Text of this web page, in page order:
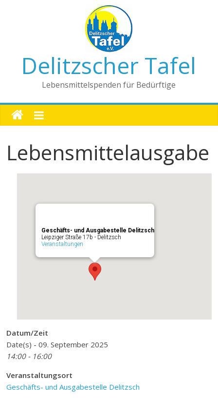
Delitzscher Tafel
Lebensmittelspenden für Bedürftige
Lebensmittelausgabe
Geschäfts- und Ausgabestelle Delitzsch
Leipziger Straße 17b - Delitzsch
Veranstaltungen
Datum/Zeit
Date(s) - 09. September 2025
14:00 - 16:00
Veranstaltungsort
Geschäfts- und Ausgabestelle Delitzsch